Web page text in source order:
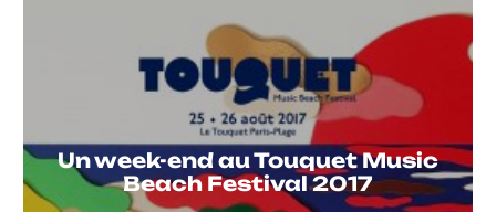
Un week-end au Touquet Music
Beach Festival 2017